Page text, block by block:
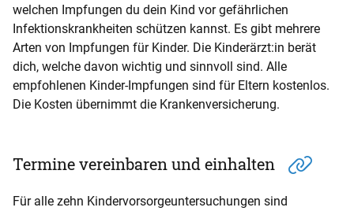
welchen Impfungen du dein Kind vor gefährlichen
Infektionskrankheiten schützen kannst. Es gibt mehrere
Arten von Impfungen für Kinder. Die Kinderärzt:in berät
dich, welche davon wichtig und sinnvoll sind. Alle
empfohlenen Kinder-Impfungen sind für Eltern kostenlos.
Die Kosten übernimmt die Krankenversicherung.
Termine vereinbaren und einhalten
Für alle zehn Kindervorsorgeuntersuchungen sind